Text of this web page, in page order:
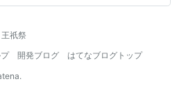
ます。 観阿弥・世阿弥時代の能
さず独自の伝承を続けてきた 能
れることのない演目や古い様式
昔ながら…
王祇祭
開発ブログ
はてなブログトップ